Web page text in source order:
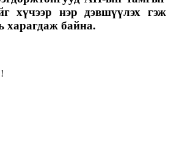
хүчээр нэр дэвшүүлэх гэж
харагдаж байна.